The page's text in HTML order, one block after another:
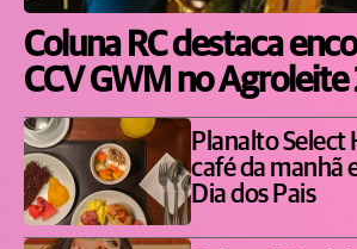
Coluna RC destaca
CCV GWM no
Planalto Select
café da manhã
Dia dos Pais